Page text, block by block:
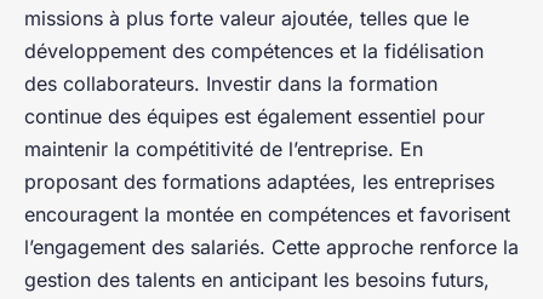
missions à plus forte valeur ajoutée, telles que le
développement des compétences et la fidélisation
des collaborateurs. Investir dans la formation
continue des équipes est également essentiel pour
maintenir la compétitivité de l’entreprise. En
proposant des formations adaptées, les entreprises
encouragent la montée en compétences et favorisent
l’engagement des salariés. Cette approche renforce la
gestion des talents en anticipant les besoins futurs,